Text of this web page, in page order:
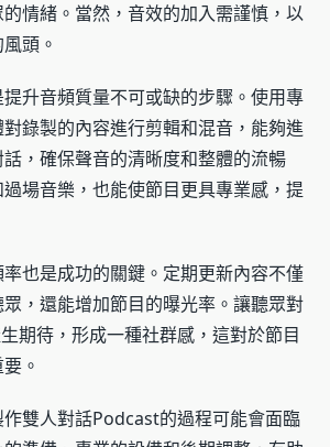
情緒。當然，音效的加入需謹慎，以
頭。
升音頻質量不可或缺的步驟。使用專
錄製的內容進行剪輯和混音，能夠進
，確保聲音的清晰度和整體的流暢
場音樂，也能使節目更具專業感，提
也是成功的關鍵。定期更新內容不僅
，還能增加節目的曝光率。讓聽眾對
期待，形成一種社群感，這對於節目
。
雙人對話Podcast的過程可能會面臨